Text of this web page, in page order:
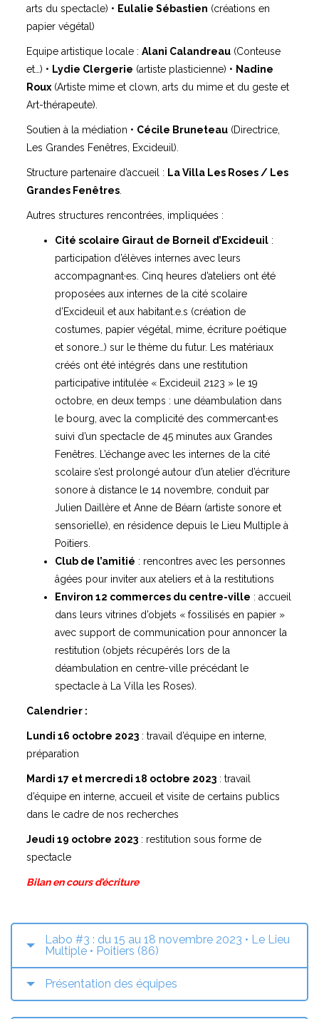
Structure partenaire d’accueil :
Grandes Fenêtres
Autres structures rencontrées, impliquées :
Cité scolaire Giraut de Borneil d’Excideuil:
participation d’élèves internes avec leurs
d’Excideuil et aux habitant.e.s (création de
costumes, papier végétal, mime, écriture poétique
et sonore…) sur le thème du futur. Les matériaux
créés ont été intégrés dans une restitution
octobre, en deux temps : une déambulation dans
le bourg, avec la complicité des commercant·es
suivi d’un spectacle de 45 minutes aux Grandes
Fenêtres. L’échange avec les internes de la cité
scolaire s’est prolongé autour d’un atelier d’écriture
sonore à distance le 14 novembre, conduit par
Julien Daillère et Anne de Béarn (artiste sonore et
sensorielle), en résidence depuis le Lieu Multiple à
Poitiers.
Club de l’amitié : rencontres avec les personnes
âgées pour inviter aux ateliers et à la restitutions
Environ 12 commerces du centre-ville: accueil
dans leurs vitrines d’objets « fossilisés en papier »
avec support de communication pour annoncer la
restitution (objets récupérés lors de la
déambulation en centre-ville précédant le
spectacle à La Villa les Roses).
Calendrier :
Lundi 16 octobre 2023 : travail d’équipe en interne,
préparation
Mardi 17 et mercredi 18 octobre 2023
: travail
d’équipe en interne, accueil et visite de certains publics
dans le cadre de nos recherches
Jeudi 19 octobre 2023: restitution sous forme de
Labo #3 : du 15 au 18 novembre 2023 • Le Lieu
Multiple • Poitiers (86)
Nous inviter à intervenir sur d'autres sites
manières dont cette action pourrait être mise en place.